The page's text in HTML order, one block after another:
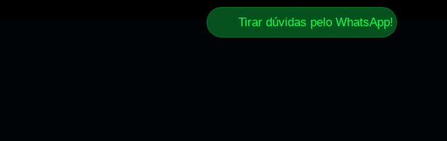
Tirar dúvidas pelo WhatsApp!